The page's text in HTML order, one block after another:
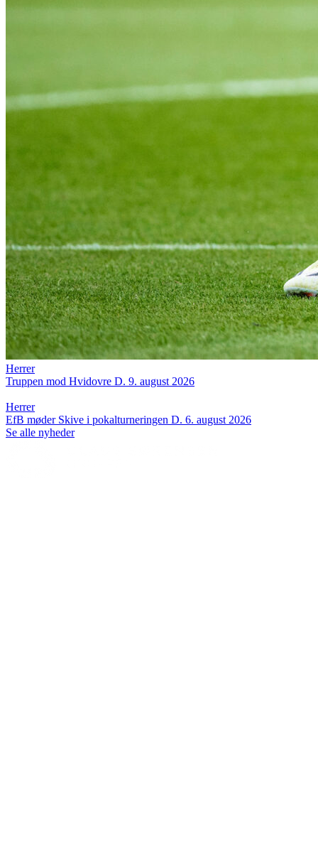
Herrer
Truppen mod Hvidovre D. 9. august 2026
Herrer
EfB møder Skive i pokalturneringen D. 6. august 2026
Se alle nyheder